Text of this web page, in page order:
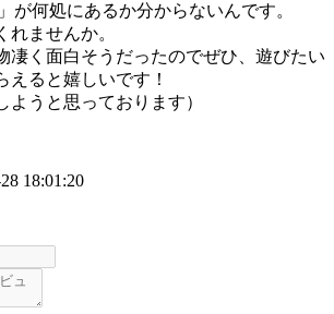
が何処にあるか分からないんです。
れませんか。
凄く面白そうだったのでぜひ、遊びたい
えると嬉しいです！
ようと思っております）
18:01:20